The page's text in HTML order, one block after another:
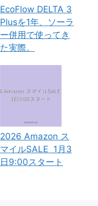
EcoFlow DELTA 3
Plusを1年、ソーラ
ー併用で使ってき
た実際。
2026 Amazon ス
マイルSALE 1月3
日9:00スタート